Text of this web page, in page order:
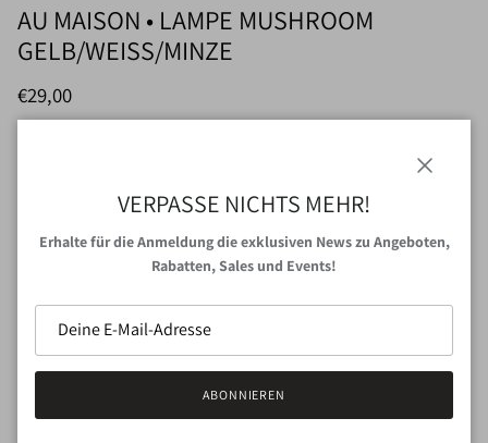
AU MAISON • LAMPE MUSHROOM
GELB/WEISS/MINZE
Normaler Preis
€29,00
AUSVERKAUFT
VERPASSE NICHTS MEHR!
Erhalte für die Anmeldung die exklusiven News zu Angeboten,
Rabatten, Sales und Events!
ABONNIEREN